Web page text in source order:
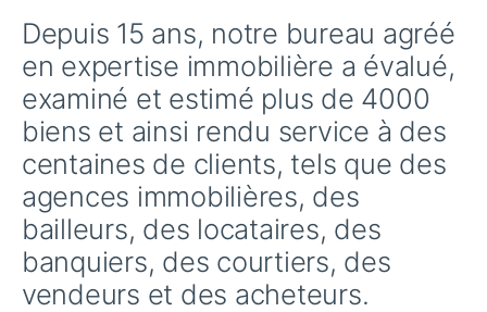
Depuis 15 ans, notre bureau agréé
en expertise immobilière a évalué,
examiné et estimé plus de 4000
biens et ainsi rendu service à des
centaines de clients, tels que des
agences immobilières, des
bailleurs, des locataires, des
banquiers, des courtiers, des
vendeurs et des acheteurs.